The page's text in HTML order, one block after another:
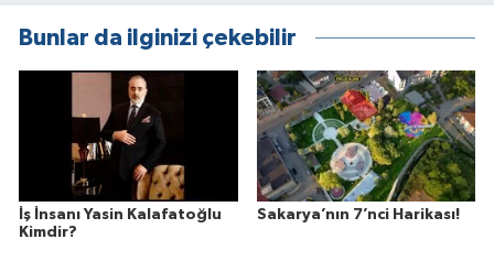
Bunlar da ilginizi çekebilir
İş İnsanı Yasin Kalafatoğlu
Kimdir?
Sakarya’nın 7’nci Harikası!